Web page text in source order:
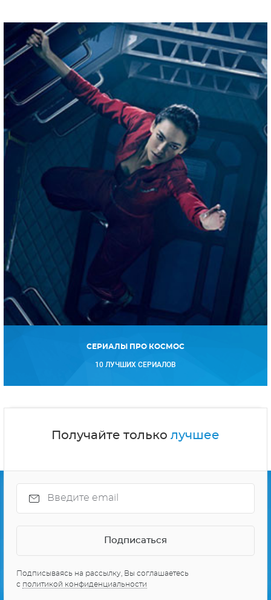
СЕРИАЛЫ ПРО КОСМОС
10 ЛУЧШИХ СЕРИАЛОВ
Получайте только лучшее
Подписываясь на рассылку, Вы соглашаетесь
с политикой конфиденциальности